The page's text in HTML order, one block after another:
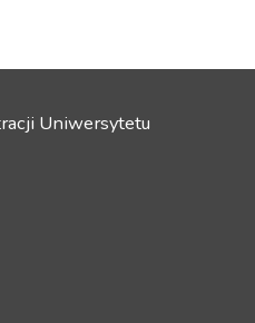
Uniwersytetu